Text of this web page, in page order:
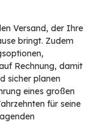
Versand, der Ihre
bringt. Zudem
Rechnung, damit
sicher planen
eines großen
für seine